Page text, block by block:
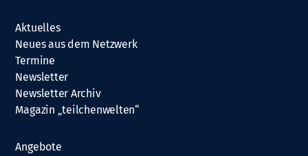
Aktuelles
Neues aus dem Netzwerk
Termine
Newsletter
Newsletter Archiv
Magazin „teilchenwelten“
Angebote